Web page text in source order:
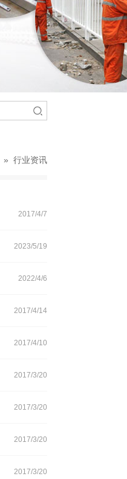
» 行业资讯
2017/4/7
2023/5/19
2022/4/6
2017/4/14
2017/4/10
2017/3/20
2017/3/20
2017/3/20
2017/3/20